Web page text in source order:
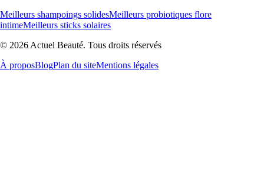
Meilleurs shampoings solidesMeilleurs probiotiques flore
intimeMeilleurs sticks solaires
© 2026 Actuel Beauté. Tous droits réservés
À proposBlogPlan du siteMentions légales